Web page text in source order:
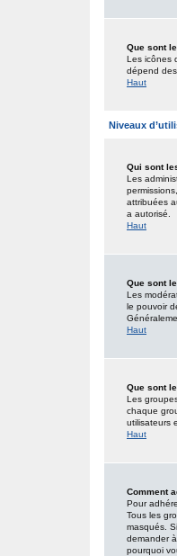
Que sont
Les icônes
dépend des
Haut
Niveaux
Qui sont
Les
attribuées
a autorisé.
Haut
Que sont
Les
le pouvoir
Haut
Que sont
Les
chaque
utilisateurs
Haut
Comment
Pour
Tous les
masqués.
demander
pourquoi